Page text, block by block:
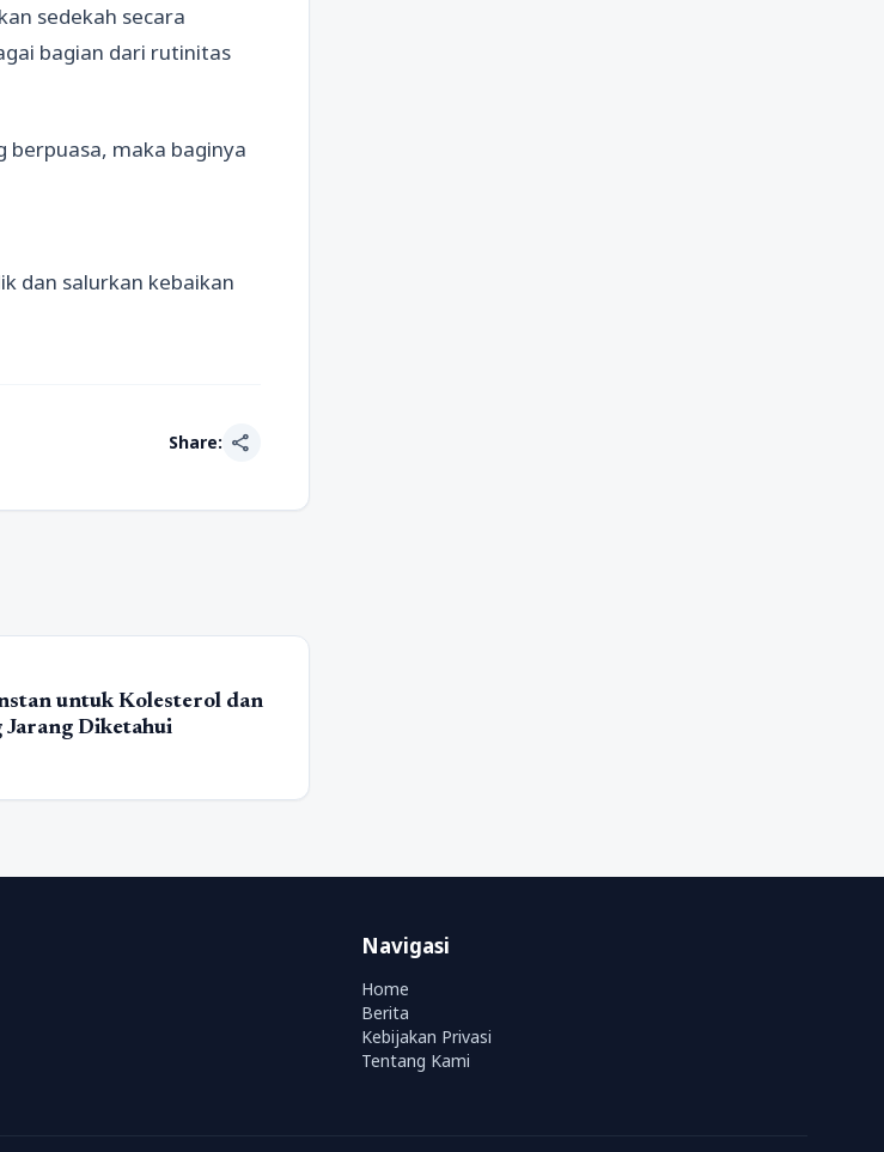
sedekah secara
bagian dari rutinitas
berpuasa, maka baginya
dan salurkan kebaikan
Share: share
untuk Kolesterol dan
Jarang Diketahui
Navigasi
Home
Berita
Kebijakan Privasi
Tentang Kami